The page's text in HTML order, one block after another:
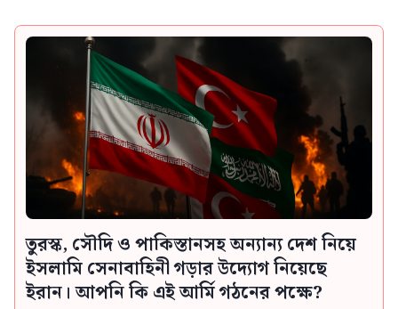
তুরস্ক, সৌদি ও পাকিস্তানসহ অন্যান্য দেশ নিয়ে
ইসলামি সেনাবাহিনী গড়ার উদ্যোগ নিয়েছে
ইরান। আপনি কি এই আর্মি গঠনের পক্ষে?